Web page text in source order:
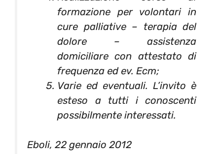
formazione per volontari in
cure palliative – terapia del
dolore – assistenza
domiciliare con attestato di
frequenza ed ev. Ecm;
Varie ed eventuali. L’invito è
esteso a tutti i conoscenti
possibilmente interessati.
Eboli, 22 gennaio 2012